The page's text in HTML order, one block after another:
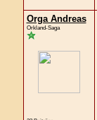
Orga Andreas
Orkland-Saga